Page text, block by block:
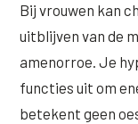
Bij vrouwen kan
uitblijven van de
amenorroe. Je
functies uit om
betekent geen